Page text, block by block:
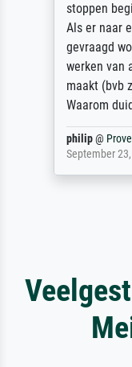
stoppen
Als er naar
gevraagd
werken van
maakt (bvb
Waarom
philip@
September